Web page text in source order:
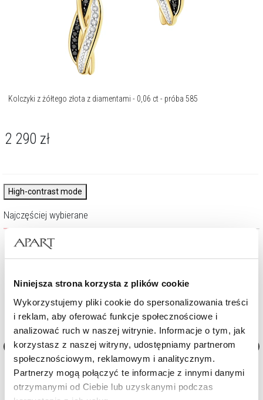
Niniejsza strona korzysta z plików cookie
Wykorzystujemy pliki cookie do spersonalizowania treści
i reklam, aby oferować funkcje społecznościowe i
analizować ruch w naszej witrynie. Informacje o tym, jak
korzystasz z naszej witryny, udostępniamy partnerom
społecznościowym, reklamowym i analitycznym.
Partnerzy mogą połączyć te informacje z innymi danymi
otrzymanymi od Ciebie lub uzyskanymi podczas
Kolczyki z żółtego złota z diamentami - 0,06 ct - próba 585
2 290 zł
High-contrast mode
Najczęściej wybierane
%
Pierścionek z żółtego złota z brylantami -
yin yang - 0,16 ct - próba 585
Pierścionek z żółtego
i topazami London Blue -